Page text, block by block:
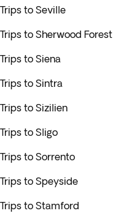
Trips to Seville
Trips to Sherwood Forest
Trips to Siena
Trips to Sintra
Trips to Sizilien
Trips to Sligo
Trips to Sorrento
Trips to Speyside
Trips to Stamford